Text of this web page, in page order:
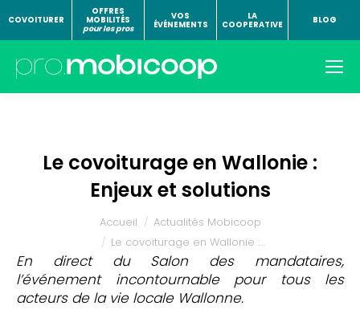
COVOITURER
OFFRES
MOBILITÉS
pour les pros
VOS
ÉVÉNEMENTS
LA
COOPERATIVE
BLOG
Le covoiturage en Wallonie :
Enjeux et solutions
Accueil
Actualités Mobicoop
Le covoiturage en Wallonie :…
En direct du Salon des mandataires,
l’événement incontournable pour tous les
acteurs de la vie locale Wallonne.